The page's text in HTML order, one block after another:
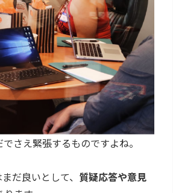
さえ緊張するものですよね。
だ良いとして、 質疑応答や意見